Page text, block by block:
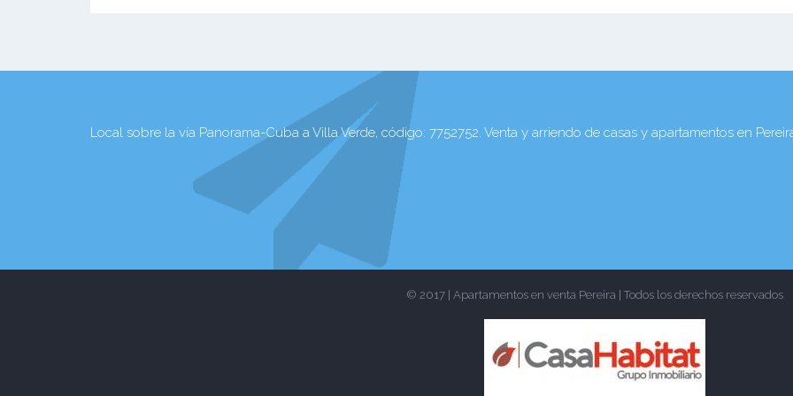
Local sobre la vía Panorama-Cuba a Villa Verde, código: 7752752. Venta y arriendo de casas y apartamentos en
© 2017 | Apartamentos en venta Pereira | Todos los derechos reservados